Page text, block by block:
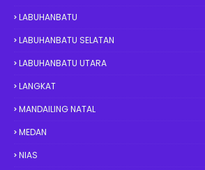
LABUHANBATU
LABUHANBATU SELATAN
LABUHANBATU UTARA
LANGKAT
MANDAILING NATAL
MEDAN
NIAS